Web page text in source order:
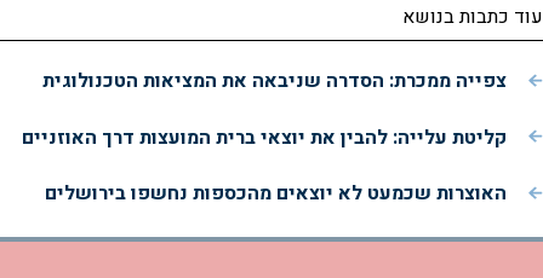
עוד כתבות בנושא
צפייה ממכרת: הסדרה שניבאה את המציאות הטכנולוגית
קליטת עלייה: להבין את יוצאי ברית המועצות דרך האוזניים
האוצרות שכמעט לא יוצאים מהכספות נחשפו בירושלים